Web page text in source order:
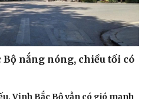
Bộ nắng nóng, chiều tối có